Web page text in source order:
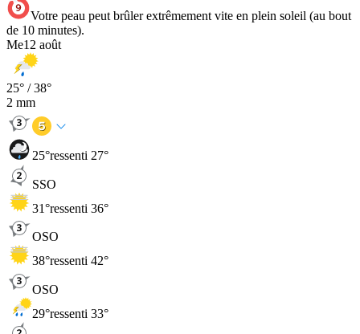
Votre peau peut brûler extrêmement vite en plein soleil (au bout
de 10 minutes).
Me12 août
25° /38°
2 mm
25°ressenti 27°
SSO
31°ressenti 36°
OSO
38°ressenti 42°
OSO
29°ressenti 33°